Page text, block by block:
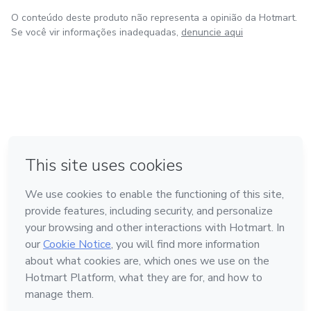
O conteúdo deste produto não representa a opinião da Hotmart.
Se você vir informações inadequadas, denuncie aqui
Feito com ❤ em Bogotá
Conheça a Hotmart
Idioma
Português